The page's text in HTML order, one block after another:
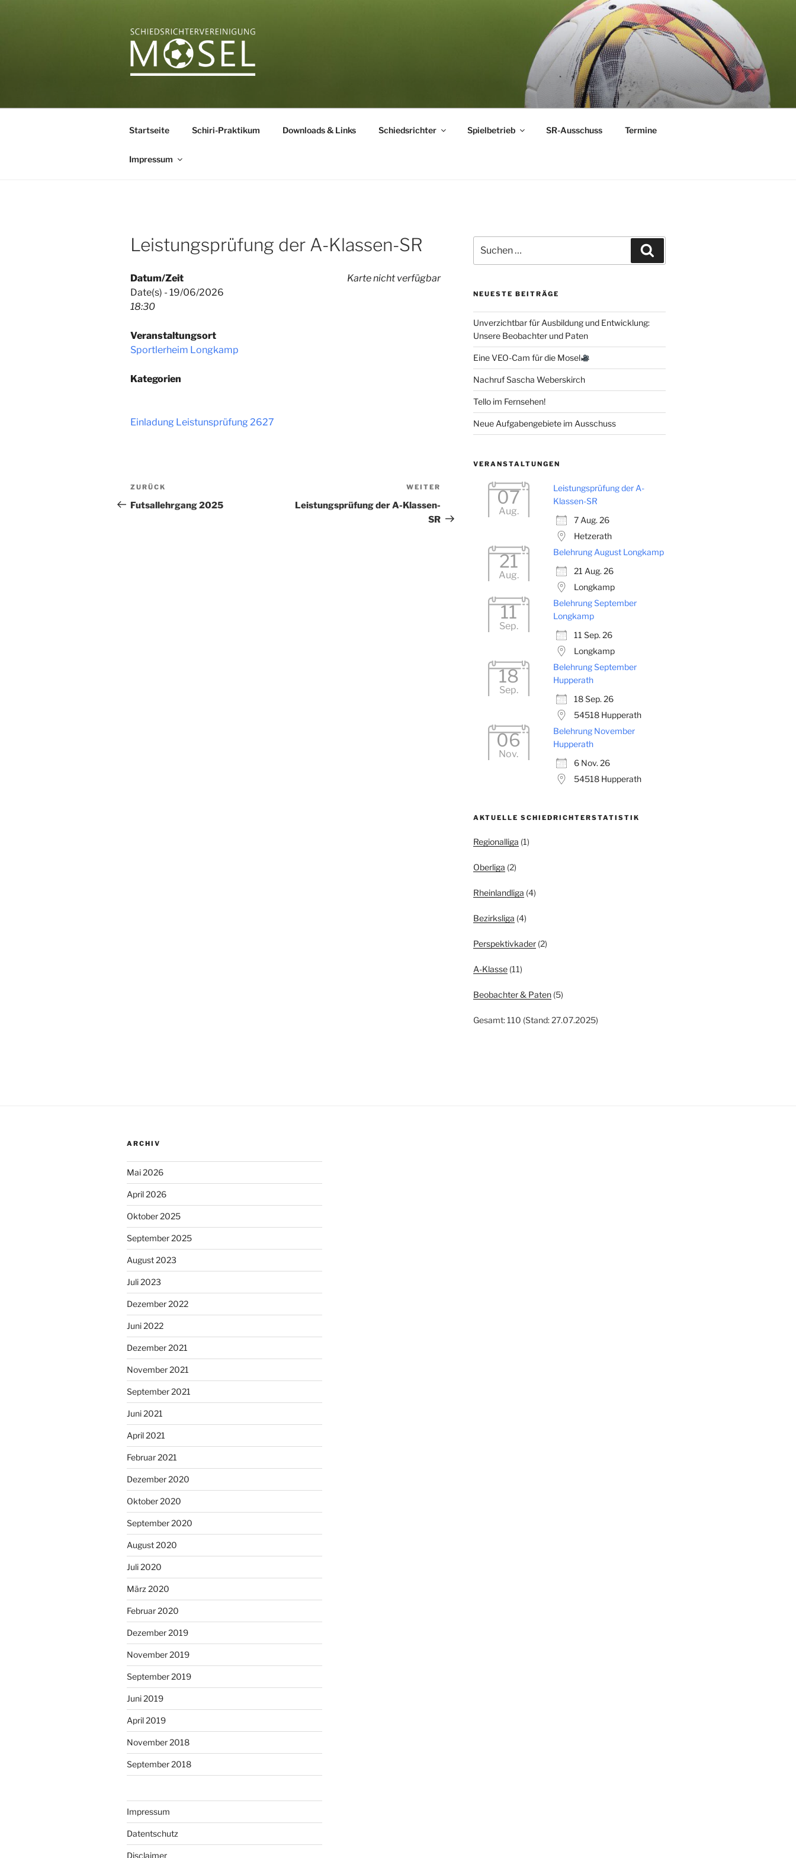
SCHIEDSRICHTERVEREINIGUNG MOSEL
Startseite Schiri-Praktikum Downloads & Links Schiedsrichter Spielbetrieb SR-Ausschuss Termine
Impressum
Leistungsprüfung der A-Klassen-SR
Karte nicht verfügbar
Datum/Zeit
Date(s) - 19/06/2026
18:30
Veranstaltungsort
Sportlerheim Longkamp
Kategorien
Einladung Leistunsprüfung 2627
Beitragsnavigation
Vorheriger
Beitrag
ZURÜCK
Futsallehrgang 2025
WEITER
Leistungsprüfung der A-Klassen-
SR
nach:
NEUESTE BEITRÄGE
Unverzichtbar für Ausbildung und Entwicklung:
Unsere Beobachter und Paten
Eine VEO-Cam für die Mosel
Nachruf Sascha Weberskirch
Tello im Fernsehen!
Neue Aufgabengebiete im Ausschuss
VERANSTALTUNGEN
07
Aug.
Leistungsprüfung der A-
Klassen-SR
7 Aug. 26
Hetzerath
21
Aug.
Belehrung August Longkamp
21 Aug. 26
Longkamp
11
Sep.
Belehrung September
Longkamp
11 Sep. 26
Longkamp
18
Sep.
Belehrung September
Hupperath
18 Sep. 26
54518 Hupperath
06
Nov.
Belehrung November
Hupperath
6 Nov. 26
54518 Hupperath
AKTUELLE SCHIEDRICHTERSTATISTIK
Regionalliga (1)
Oberliga (2)
Rheinlandliga (4)
Bezirksliga (4)
Perspektivkader(2)
A-Klasse(11)
Beobachter & Paten(5)
Gesamt: 110 (Stand: 27.07.2025)
ARCHIV
Mai 2026
April 2026
Oktober 2025
September 2025
August 2023
Juli 2023
Dezember 2022
Juni 2022
Dezember 2021
November 2021
September 2021
Juni 2021
April 2021
Februar 2021
Dezember 2020
Oktober 2020
September 2020
August 2020
Juli 2020
März 2020
Februar 2020
Dezember 2019
November 2019
September 2019
Juni 2019
April 2019
November 2018
September 2018
Impressum
Datentschutz
Disclaimer